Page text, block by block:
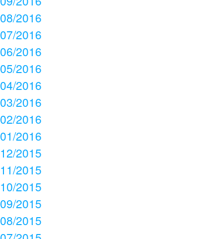
08/2016
07/2016
06/2016
05/2016
04/2016
03/2016
02/2016
01/2016
12/2015
11/2015
10/2015
09/2015
08/2015